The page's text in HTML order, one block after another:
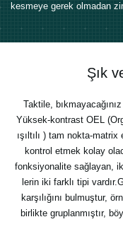
kesmeye gerek olmadan
Şık
Taktile,
Yüksek-kontrast OEL
ışıltılı ) tam nokta-
kontrol etmek kolay
fonksiyonalite sağlayan,
lerin iki farklı tipi
karşılığını bulmuştur,
birlikte gruplanmıştır,